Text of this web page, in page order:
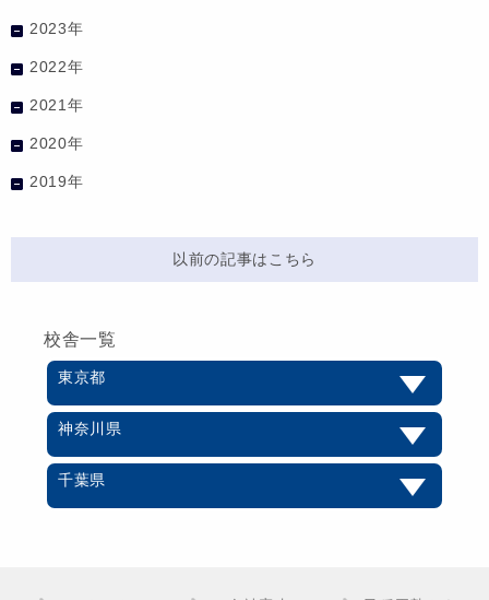
2023年
2022年
2021年
2020年
2019年
以前の記事はこちら
校舎一覧
東京都
神奈川県
千葉県